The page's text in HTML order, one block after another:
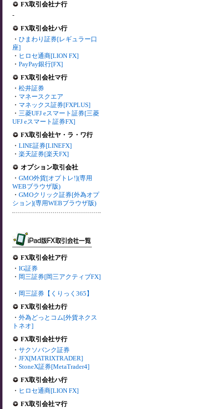
FX取引会社ナ行
-
FX取引会社ハ行
・ ひまわり証券[レギュラー口
座]
・ ヒロセ通商[LION FX]
・ PayPay銀行[FX]
FX取引会社マ行
・ 松井証券
・ マネースクエア
・ マネックス証券[FXPLUS]
・ 三菱UFJ eスマート証券[三菱
UFJ eスマート証券FX]
FX取引会社ヤ・ラ・ワ行
・ LINE証券[LINEFX]
・ 楽天証券[楽天FX]
オプション取引会社
・ GMO外貨[オプトレ!](専用
WEBブラウザ版)
・ GMOクリック証券[外為オプ
ション](専用WEBブラウザ版)
FX取引会社ア行
・ IG証券
・ 岡三証券[岡三アクティブFX]
・ 岡三証券【くりっく365】
FX取引会社カ行
・ 外為どっとコム[外貨ネクス
トネオ]
FX取引会社サ行
・ サクソバンク証券
・ JFX[MATRIXTRADER]
・ StoneX証券[MetaTrader4]
FX取引会社ハ行
・ ヒロセ通商[LION FX]
FX取引会社マ行